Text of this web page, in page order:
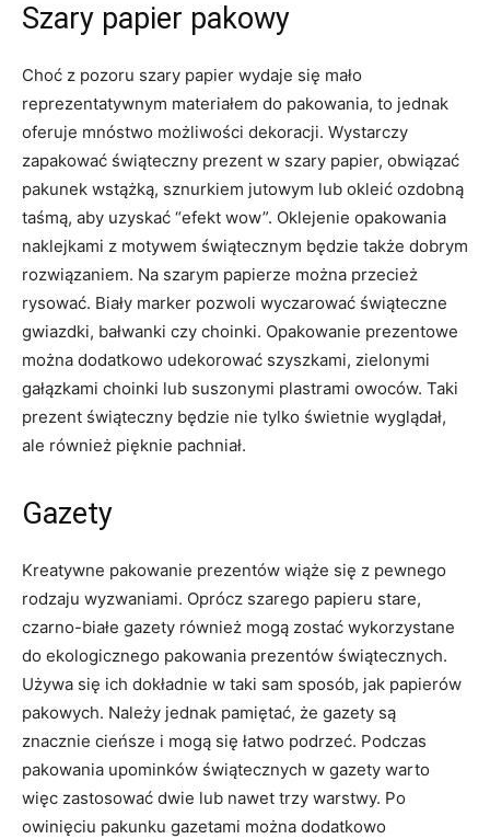
Szary papier pakowy
Choć z pozoru szary papier wydaje się mało
reprezentatywnym materiałem do pakowania, to jednak
oferuje mnóstwo możliwości dekoracji. Wystarczy
zapakować świąteczny prezent w szary papier, obwiązać
pakunek wstążką, sznurkiem jutowym lub okleić ozdobną
taśmą, aby uzyskać “efekt wow”. Oklejenie opakowania
naklejkami z motywem świątecznym będzie także dobrym
rozwiązaniem. Na szarym papierze można przecież
rysować. Biały marker pozwoli wyczarować świąteczne
gwiazdki, bałwanki czy choinki. Opakowanie prezentowe
można dodatkowo udekorować szyszkami, zielonymi
gałązkami choinki lub suszonymi plastrami owoców. Taki
prezent świąteczny będzie nie tylko świetnie wyglądał,
ale również pięknie pachniał.
Gazety
Kreatywne pakowanie prezentów wiąże się z pewnego
rodzaju wyzwaniami. Oprócz szarego papieru stare,
czarno-białe gazety również mogą zostać wykorzystane
do ekologicznego pakowania prezentów świątecznych.
Używa się ich dokładnie w taki sam sposób, jak papierów
pakowych. Należy jednak pamiętać, że gazety są
znacznie cieńsze i mogą się łatwo podrzeć. Podczas
pakowania upominków świątecznych w gazety warto
więc zastosować dwie lub nawet trzy warstwy. Po
owinięciu pakunku gazetami można dodatkowo